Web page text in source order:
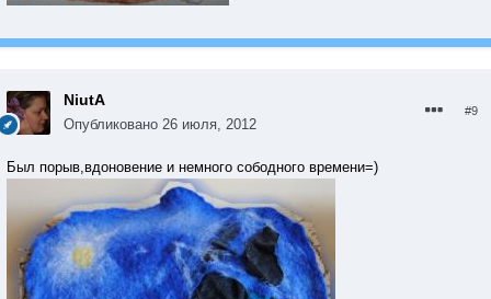
NiutA
Опубликовано 26 июля, 2012
#9
Был порыв,вдоновение и немного сободного времени=)